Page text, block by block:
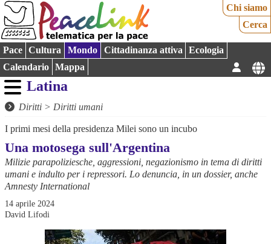
Chi siamo
Cerca
Pace Cultura Mondo Cittadinanza attiva
Ecologia
Calendario
Mappa
Latina
Diritti > Diritti umani
I primi mesi della presidenza Milei sono un incubo
Una motosega sull'Argentina
Milizie parapoliziesche, aggressioni, negazionismo in tema di diritti
umani e indulto per i repressori. Lo denuncia, in un dossier, anche
Amnesty International
14 aprile 2024
David Lifodi